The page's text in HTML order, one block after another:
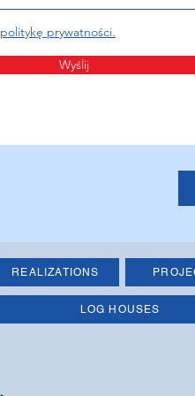
politykę prywatności.
Wyślij
REALIZATIONS
LOG HOUSES